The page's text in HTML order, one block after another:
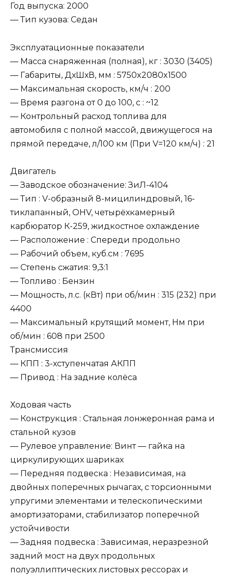
Год выпуска: 2000
— Тип кузова: Седан
Эксплуатационные показатели
— Масса снаряженная (полная), кг : 3030 (3405)
— Габариты, ДхШхВ, мм : 5750x2080x1500
— Максимальная скорость, км/ч : 200
— Время разгона от 0 до 100, c : ~12
— Контрольный расход топлива для
автомобиля с полной массой, движущегося на
прямой передаче, л/100 км (При V=120 км/ч) : 21
Двигатель
— Заводское обозначение: ЗиЛ-4104
— Тип : V-образный 8-мицилиндровый, 16-
тиклапанный, OHV, четырёхкамерный
карбюратор К-259, жидкостное охлаждение
— Расположение : Спереди продольно
— Рабочий объем, куб.см : 7695
— Степень сжатия: 9,3:1
— Топливо : Бензин
— Мощность, л.с. (кВт) при об/мин : 315 (232) при
4400
— Максимальный крутящий момент, Нм при
об/мин : 608 при 2500
Трансмиссия
— КПП : 3-хступенчатая АКПП
— Привод : На задние колёса
Ходовая часть
— Конструкция : Стальная лонжеронная рама и
стальной кузов
— Рулевое управление: Винт — гайка на
циркулирующих шариках
— Передняя подвеска : Независимая, на
двойных поперечных рычагах, с торсионными
упругими элементами и телескопическими
амортизаторами, стабилизатор поперечной
устойчивости
— Задняя подвеска : Зависимая, неразрезной
задний мост на двух продольных
полуэллиптических листовых рессорах и